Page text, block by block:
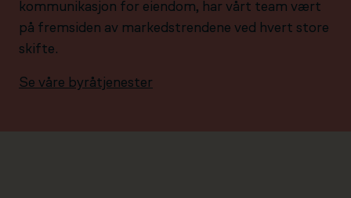
kommunikasjon for eiendom, har vårt team vært
på fremsiden av markedstrendene ved hvert store
skifte.
Se våre byråtjenester